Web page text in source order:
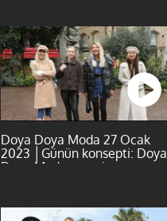
Doya Doya Moda 27 Ocak
2023 │Günün konsepti: Doya
Doya Moda şampiyonuyum